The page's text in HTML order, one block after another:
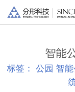
智能
标签： 公园 智能